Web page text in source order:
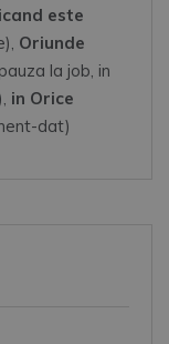
este
Oriunde
la job, in
in Orice
dat)